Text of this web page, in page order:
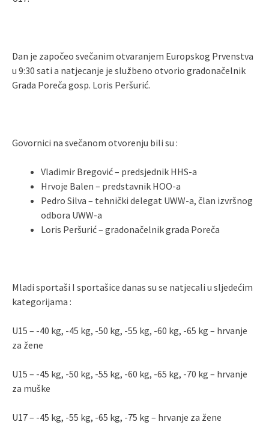
Dan je započeo svečanim otvaranjem Europskog Prvenstva
u 9:30 sati a natjecanje je službeno otvorio gradonačelnik
Grada Poreča gosp. Loris Peršurić.
Govornici na svečanom otvorenju bili su :
Vladimir Bregović – predsjednik HHS-a
Hrvoje Balen – predstavnik HOO-a
Pedro Silva – tehnički delegat UWW-a, član izvršnog
odbora UWW-a
Loris Peršurić – gradonačelnik grada Poreča
Mladi sportaši I sportašice danas su se natjecali u sljedećim
kategorijama :
U15 – -40 kg, -45 kg, -50 kg, -55 kg, -60 kg, -65 kg – hrvanje
za žene
U15 – -45 kg, -50 kg, -55 kg, -60 kg, -65 kg, -70 kg – hrvanje
za muške
U17 – -45 kg, -55 kg, -65 kg, -75 kg – hrvanje za žene